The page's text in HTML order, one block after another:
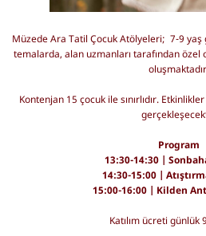
Müzede Ara Tatil Çocuk Atölyeleri; 7-9 yaş
temalarda, alan uzmanları tarafından özel
Kontenjan 15 çocuk ile sınırlıdır.
Program
13:30-14:30 |
14:30-15:00 |
15:00-16:00 | Kilden
Katılım ücreti günlük